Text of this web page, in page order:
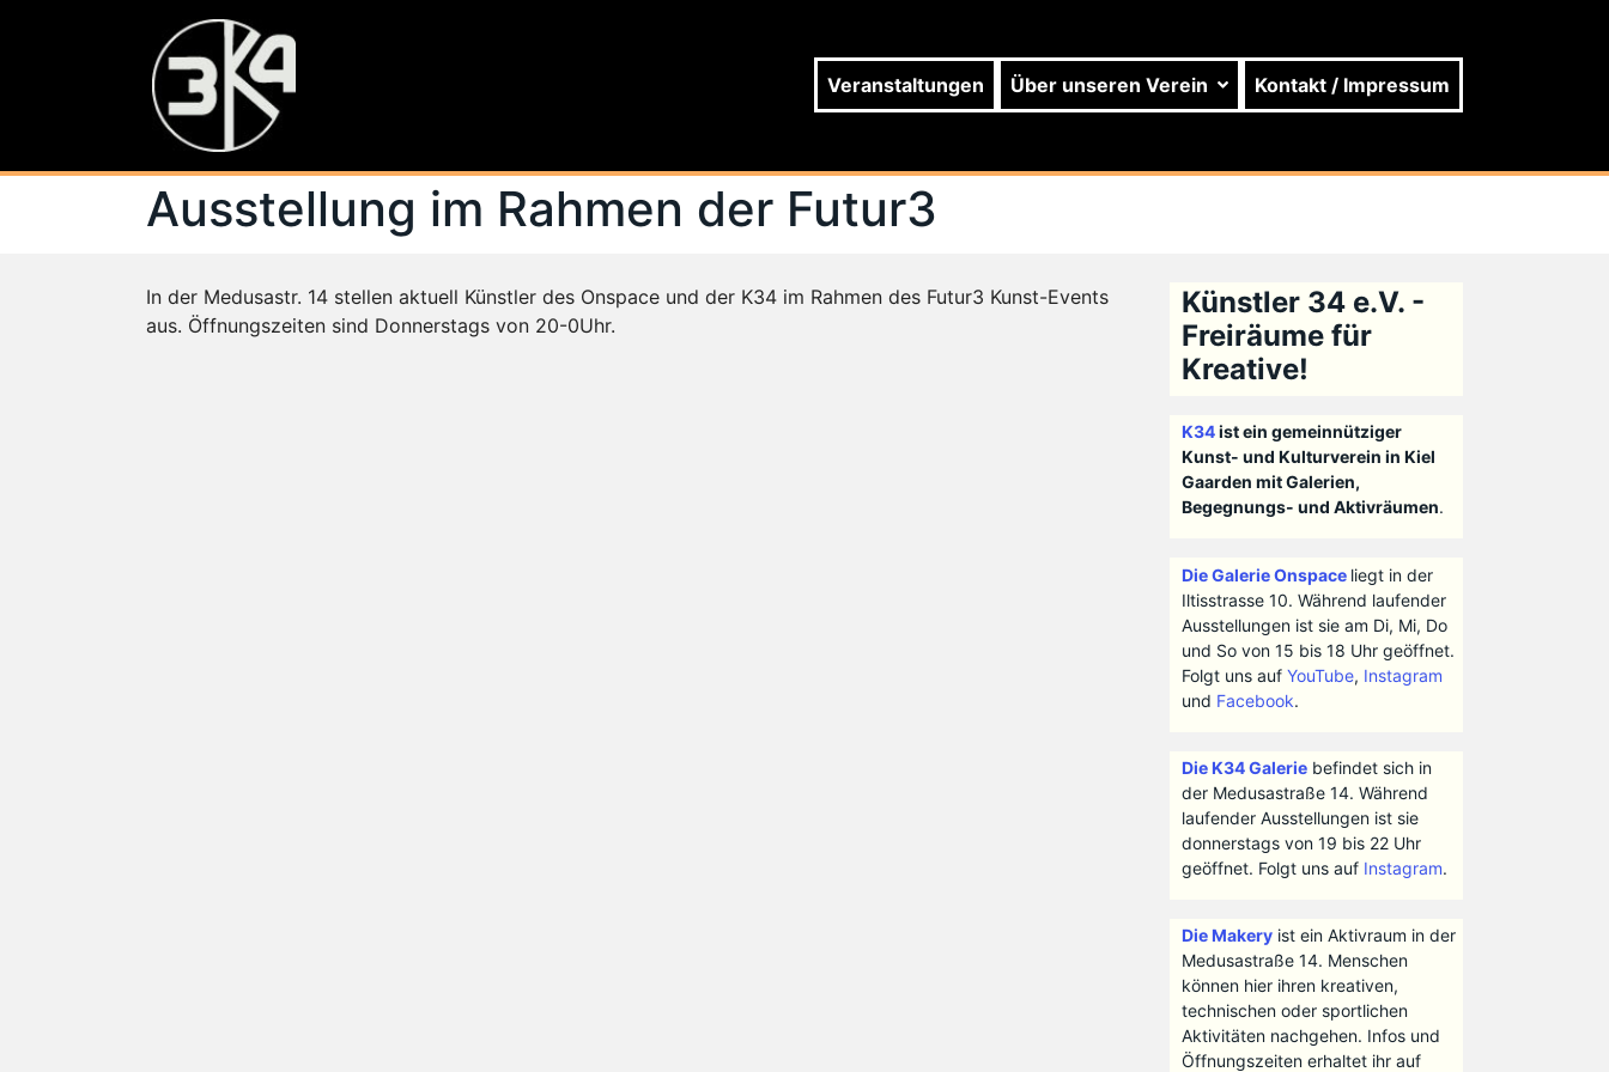
Veranstaltungen Über unseren Verein Kontakt / Impressum
Ausstellung im Rahmen der Futur3
In der Medusastr. 14 stellen aktuell Künstler des Onspace und der K34 im Rahmen des Futur3 Kunst-Events
aus. Öffnungszeiten sind Donnerstags von 20-0Uhr.
Künstler 34 e.V. -
Freiräume für
Kreative!
K34ist ein gemeinnütziger
Kunst- und Kulturverein in Kiel
Gaarden mit Galerien,
Begegnungs- und Aktivräumen.
Die Galerie Onspace liegt in der
Iltisstrasse 10. Während laufender
Ausstellungen ist sie am Di, Mi, Do
und So von 15 bis 18 Uhr geöffnet.
Folgt uns auf YouTube, Instagram
und Facebook.
Die K34 Galeriebefindet sich in
der Medusastraße 14. Während
laufender Ausstellungen ist sie
donnerstags von 19 bis 22 Uhr
geöffnet. Folgt uns auf Instagram.
Die Makeryist ein Aktivraum in der
Medusastraße 14. Menschen
können hier ihren kreativen,
technischen oder sportlichen
Aktivitäten nachgehen. Infos und
Öffnungszeiten erhaltet ihr auf